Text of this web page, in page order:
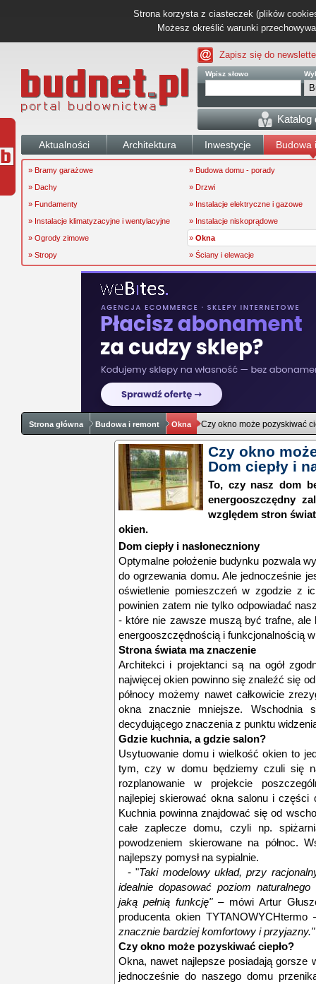
Strona korzysta z ciasteczek (plików
Możesz określić warunki
Zapisz się do
Wpisz słowo
Katalog
Aktualności Architektura Inwestycje Budowa
» Bramy garażowe
» Budowa domu - porady
» Dachy
» Drzwi
» Fundamenty
» Instalacje elektryczne i gazowe
» Instalacje klimatyzacyjne i wentylacyjne
» Instalacje niskoprądowe
» Ogrody zimowe
» Okna
» Stropy
» Ściany i elewacje
Strona główna Budowa i remont Okna Czy okno może pozyskiwać
Czy okno
Dom ciepły i
To, czy nasz dom
energooszczędny
względem stron
okien.
Dom ciepły i nasłoneczniony
Optymalne położenie budynku pozwala
do ogrzewania domu. Ale jednocześnie
oświetlenie pomieszczeń w zgodzie z
powinien zatem nie tylko odpowiadać
- które nie zawsze muszą być trafne,
energooszczędnością i funkcjonalnością
Strona świata ma znaczenie
Architekci i projektanci są na ogół
najwięcej okien powinno się znaleźć się
północy możemy nawet całkowicie
okna znacznie mniejsze.
decydującego znaczenia z punktu
Gdzie kuchnia, a gdzie salon?
Usytuowanie domu i wielkość okien to
tym, czy w domu będziemy czuli się
rozplanowanie w projekcie
najlepiej skierować okna salonu i części
Kuchnia powinna znajdować się od
całe zaplecze domu, czyli np.
powodzeniem skierowane na północ.
najlepszy pomysł na sypialnie.
- "Taki modelowy układ, przy
idealnie dopasować poziom
jaką pełnią funkcję" –mówi Artur
producenta okien TYTANOWYCHtermo
znacznie bardziej komfortowy i przyjazny."
Czy okno może pozyskiwać ciepło?
Okna, nawet najlepsze posiadają gorsze
jednocześnie do naszego domu